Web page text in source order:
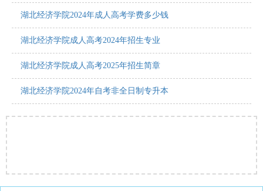
湖北经济学院2024年成人高考学费多少钱
湖北经济学院成人高考2024年招生专业
湖北经济学院成人高考2025年招生简章
湖北经济学院2024年自考非全日制专升本